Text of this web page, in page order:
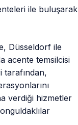
ile buluşarak
Düsseldorf ile
acente temsilcisi
tarafından,
verdiği hizmetler